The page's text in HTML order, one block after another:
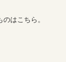
はこちら。